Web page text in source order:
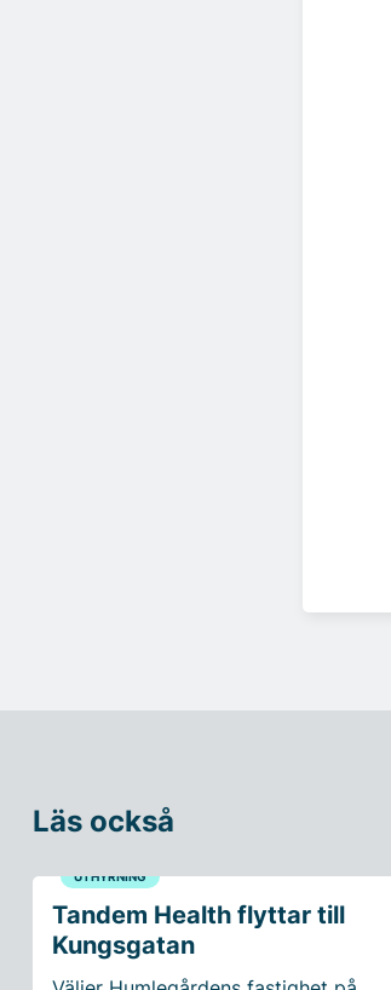
Läs också
UTHYRNING
Tandem Health flyttar till
Kungsgatan